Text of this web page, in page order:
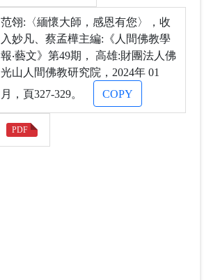
范翎:〈緬懷大師，感恩有您〉，收
入妙凡、蔡孟樺主編:《人間佛教學
報‧藝文》第49期， 高雄:財團法人佛
光山人間佛教研究院，2024年 01
月，頁327-329。
COPY
PDF